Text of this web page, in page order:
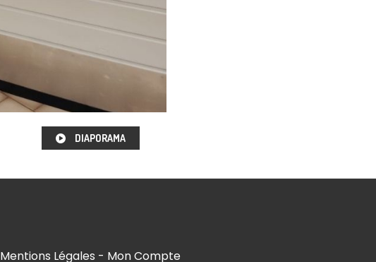
DIAPORAMA
Mentions Légales Mon Compte